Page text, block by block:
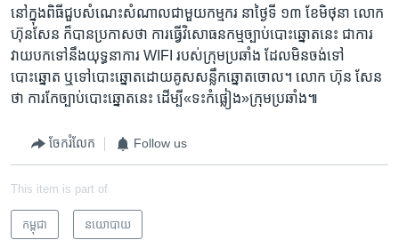
នៅ​ក្នុង​ពិធី​ជួប​សំណេះ​សំណាល​ជាមួយ​កម្មករ​ នា​ថ្ងៃទី​ ១៣ ខែ​មិថុនា​ លោក
ហ៊ុន​សែន​ ក៏បាន​ប្រកាស​ថា ការធ្វើវិ​សោធន​កម្ម​ច្បាប់​បោះ​ឆ្នោត​នេះ​ ជា​ការ​
វាយ​បក​ទៅ​នឹង​យុទ្ធនា​ការ WIFI របស់​ក្រុម​ប្រឆាំង​ ដែល​មិន​ចង់​ទៅ​
បោះឆ្នោត ឬ​ទៅ​បោះ​ឆ្នោត​ដោយ​គូស​សន្លឹក​ឆ្នោត​ចោល​។​ លោក ហ៊ុន សែន
ថា​ ការ​កែ​ច្បាប់​បោះឆ្នោត​នេះ ដើម្បី​«ទះ​កំផ្លៀង»​ក្រុម​ប្រឆាំង៕
ចែករំលែក Follow us
This item is part of
កម្ពុជា នយោបាយ